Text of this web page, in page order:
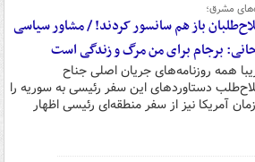
مشرق؛
باز هم سانسور کردند! / مشاور سیاسی
برجام برای من مرگ و زندگی است
همه روزنامه‌های جریان اصلی جناح
دستاوردهای این سفر رئیسی به سوریه را
آمریکا نیز از سفر منطقه‌ای رئیسی اظهار